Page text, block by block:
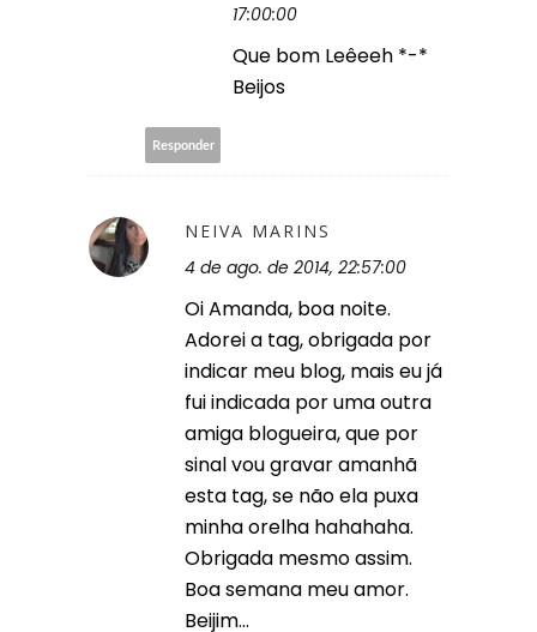
17:00:00
Que bom Leêeeh *-*
Beijos
Responder
NEIVA MARINS
4 de ago. de 2014, 22:57:00
Oi Amanda, boa noite.
Adorei a tag, obrigada por
indicar meu blog, mais eu já
fui indicada por uma outra
amiga blogueira, que por
sinal vou gravar amanhã
esta tag, se não ela puxa
minha orelha hahahaha.
Obrigada mesmo assim.
Boa semana meu amor.
Beijim...